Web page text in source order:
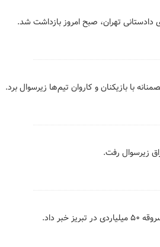
دادستانی تهران، صبح امروز بازداشت شد.
با بازیکنان و کاروان تیم‌ها زیرسوال برد.
زیرسوال رفت.